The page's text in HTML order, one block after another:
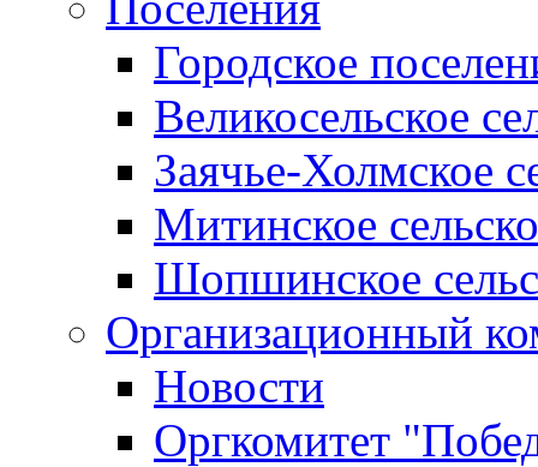
Городское
Великосельское
Заячье-Холмское
Митинское
Шопшинское
Организационный
Новости
Оргкомитет